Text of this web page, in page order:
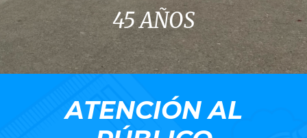
45 AÑOS
ATENCIÓN AL